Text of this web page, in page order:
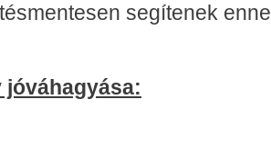
segítenek
jóváhagyása: